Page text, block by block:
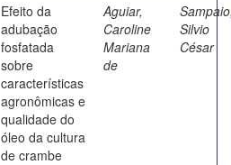
Efeito da
adubação
fosfatada
sobre
características
agronômicas e
qualidade do
óleo da cultura
de crambe
Aguiar,
Caroline
Mariana
de
Silvio
César